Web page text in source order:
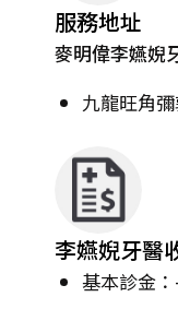
服務地址
麥明偉李嬿婗
九龍旺角
李嬿婗牙醫
基本診金